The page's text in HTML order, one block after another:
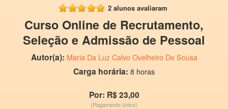
2 alunos avaliaram
Curso Online de Recrutamento,
Seleção e Admissão de Pessoal
Autor(a): Maria Da Luz Calvo Ovelheiro De Sousa
Carga horária: 8 horas
Por: R$ 23,00
(Pagamento único)